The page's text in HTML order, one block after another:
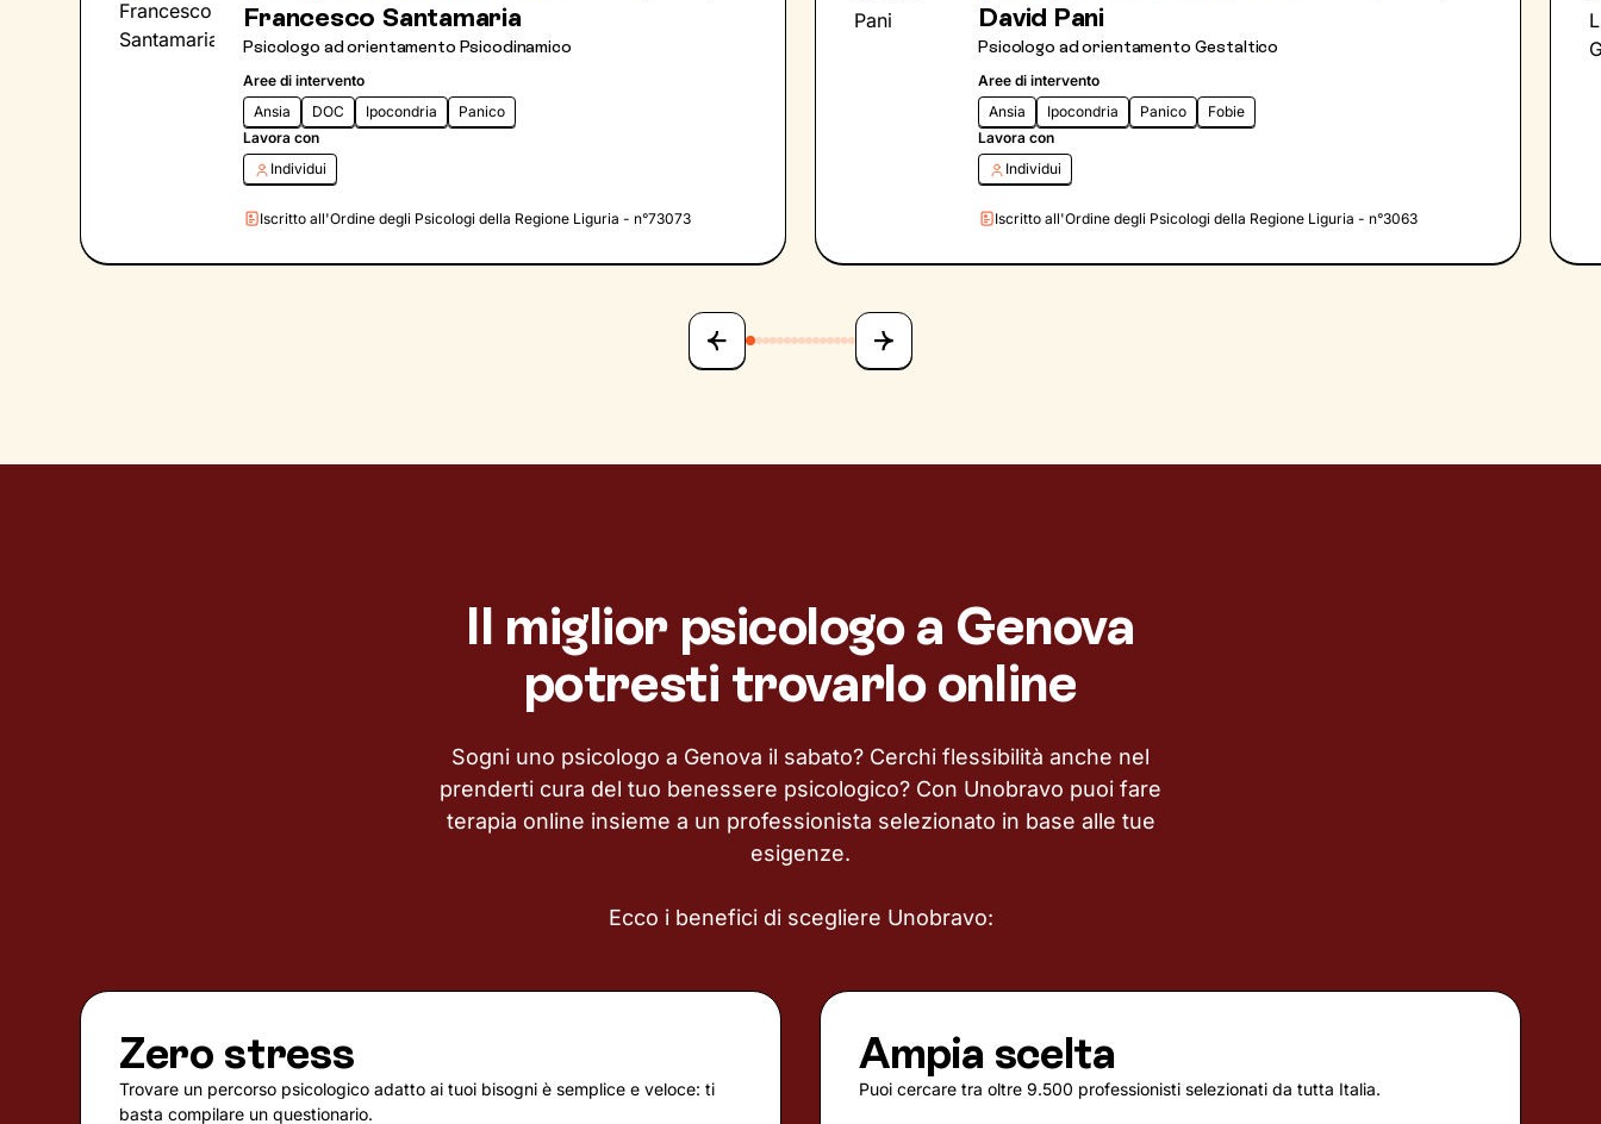
Francesco Santamaria
Psicologo ad orientamento Psicodinamico
Aree di intervento
Ansia
DOC Ipocondria
Panico
Lavora con
Individui
Iscritto all'Ordine degli Psicologi della Regione Liguria - n°73073
David Pani
Psicologo ad orientamento Gestaltico
Aree di intervento
Ansia
Ipocondria Panico
Fobie
Lavora con
Individui
Iscritto all'Ordine degli Psicologi della Regione Liguria - n°3063
Il miglior psicologo a Genova
potresti trovarlo online
Sogni uno psicologo a Genova il sabato? Cerchi flessibilità anche nel
prenderti cura del tuo benessere psicologico? Con Unobravo puoi fare
terapia online insieme a un professionista selezionato in base alle tue
esigenze.
Ecco i benefici di scegliere Unobravo:
Zero stress
Trovare un percorso psicologico adatto ai tuoi bisogni è semplice e veloce: ti
basta compilare un questionario.
Ampia scelta
Puoi cercare tra oltre 9.500 professionisti selezionati da tutta Italia.